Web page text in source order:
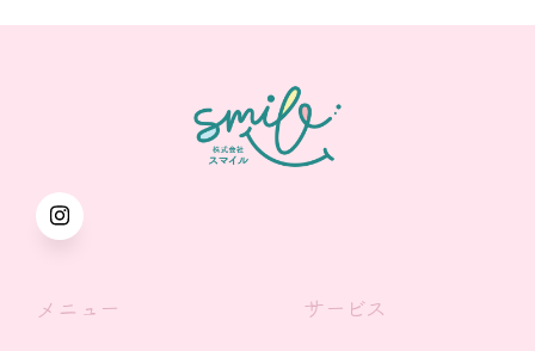
メニュー サービス